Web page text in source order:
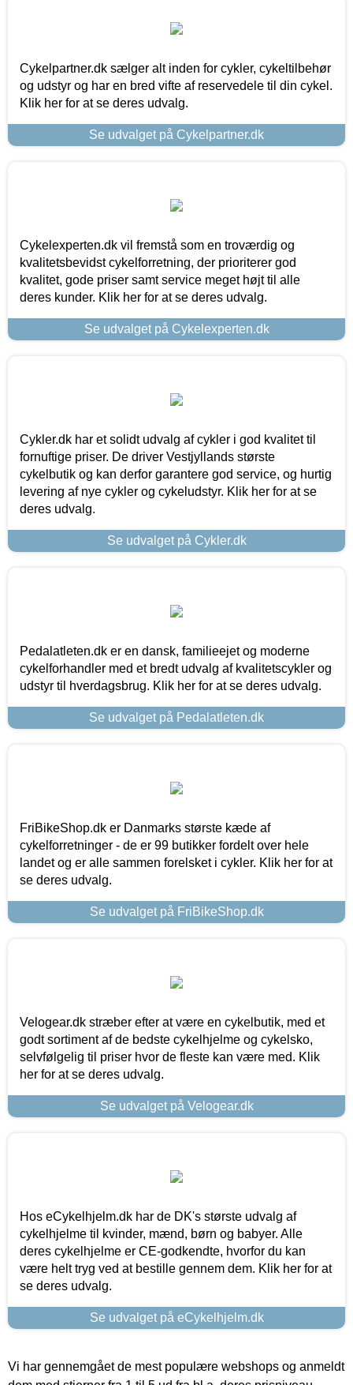
Cykelpartner.dk sælger alt inden for cykler, cykeltilbehør
og udstyr og har en bred vifte af reservedele til din cykel.
Klik her for at se deres udvalg.
Se udvalget på Cykelpartner.dk
Cykelexperten.dk vil fremstå som en troværdig og
kvalitetsbevidst cykelforretning, der prioriterer god
kvalitet, gode priser samt service meget højt til alle
deres kunder. Klik her for at se deres udvalg.
Se udvalget på Cykelexperten.dk
Cykler.dk har et solidt udvalg af cykler i god kvalitet til
fornuftige priser. De driver Vestjyllands største
cykelbutik og kan derfor garantere god service, og hurtig
levering af nye cykler og cykeludstyr. Klik her for at se
deres udvalg.
Se udvalget på Cykler.dk
Pedalatleten.dk er en dansk, familieejet og moderne
cykelforhandler med et bredt udvalg af kvalitetscykler og
udstyr til hverdagsbrug. Klik her for at se deres udvalg.
Se udvalget på Pedalatleten.dk
FriBikeShop.dk er Danmarks største kæde af
cykelforretninger - de er 99 butikker fordelt over hele
landet og er alle sammen forelsket i cykler. Klik her for at
se deres udvalg.
Se udvalget på FriBikeShop.dk
Velogear.dk stræber efter at være en cykelbutik, med et
godt sortiment af de bedste cykelhjelme og cykelsko,
selvfølgelig til priser hvor de fleste kan være med. Klik
her for at se deres udvalg.
Se udvalget på Velogear.dk
Hos eCykelhjelm.dk har de DK's største udvalg af
cykelhjelme til kvinder, mænd, børn og babyer. Alle
deres cykelhjelme er CE-godkendte, hvorfor du kan
være helt tryg ved at bestille gennem dem. Klik her for at
se deres udvalg.
Se udvalget på eCykelhjelm.dk
Vi har gennemgået de mest populære webshops og anmeldt